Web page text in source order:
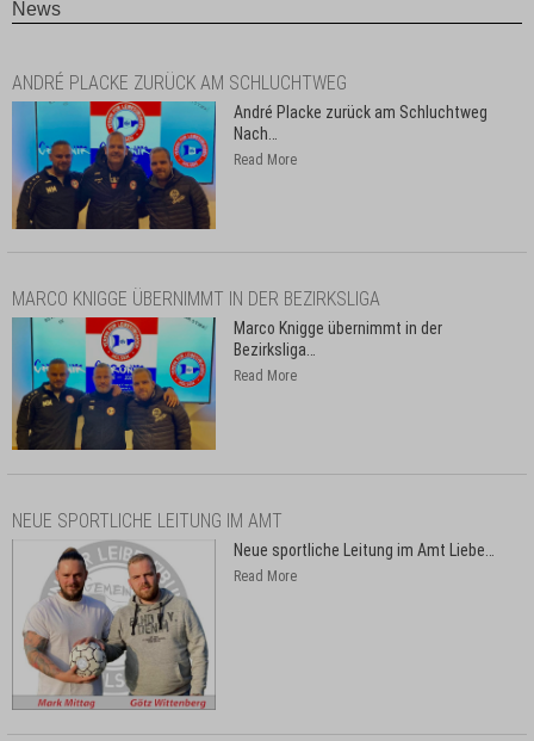
News
ANDRÉ PLACKE ZURÜCK AM SCHLUCHTWEG
André Placke zurück am Schluchtweg
Nach
Read More
MARCO KNIGGE ÜBERNIMMT IN DER BEZIRKSLIGA
Marco Knigge übernimmt in der
Bezirksliga…
Read More
NEUE SPORTLICHE LEITUNG IM AMT
Neue sportliche Leitung im Amt Liebe
Read More